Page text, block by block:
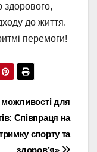
до життя.
перемоги!
можливості для
Співпраця на
спорту та